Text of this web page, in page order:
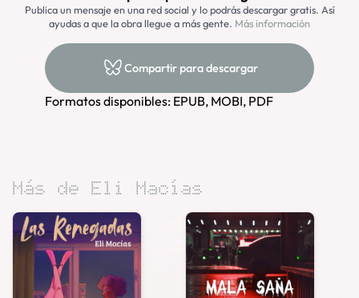
Publica un mensaje en una red social y lo podrás descargar gratis. Así
ayudas a que la obra llegue a más gente. Más información
Compartir para descargar
Formatos disponibles: EPUB, MOBI, PDF
Más de Eli Macías